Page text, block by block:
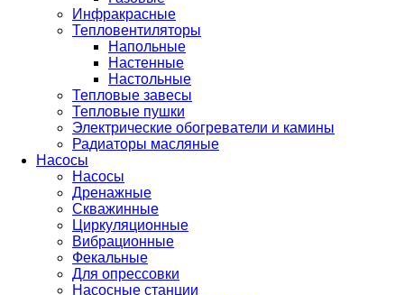
Инфракрасные
Тепловентиляторы
Напольные
Настенные
Настольные
Тепловые завесы
Тепловые пушки
Электрические обогреватели и камины
Радиаторы масляные
Насосы
Насосы
Дренажные
Скважинные
Циркуляционные
Вибрационные
Фекальные
Для опрессовки
Насосные станции